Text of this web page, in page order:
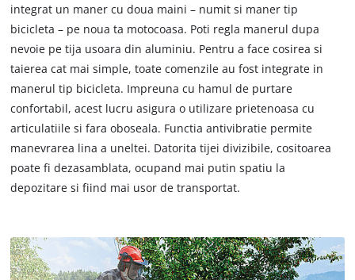
integrat un maner cu doua maini – numit si maner tip
bicicleta – pe noua ta motocoasa. Poti regla manerul dupa
nevoie pe tija usoara din aluminiu. Pentru a face cosirea si
taierea cat mai simple, toate comenzile au fost integrate in
manerul tip bicicleta. Impreuna cu hamul de purtare
confortabil, acest lucru asigura o utilizare prietenoasa cu
articulatiile si fara oboseala. Functia antivibratie permite
manevrarea lina a uneltei. Datorita tijei divizibile, cositoarea
poate fi dezasamblata, ocupand mai putin spatiu la
depozitare si fiind mai usor de transportat.